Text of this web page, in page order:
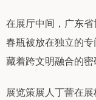
在展厅中间，广东
春瓶被放在独立的
藏着跨文明融合的密
展览策展人丁蕾在